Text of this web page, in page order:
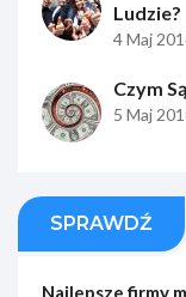
Ludzie?
4 Maj
Czym
5 Maj
SPRAWDŹ
Najlepsze firmy